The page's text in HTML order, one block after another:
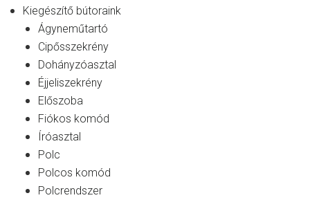
Kiegészítő bútoraink
Ágyneműtartó
Cipősszekrény
Dohányzóasztal
Éjjeliszekrény
Előszoba
Fiókos komód
Íróasztal
Polc
Polcos komód
Polcrendszer